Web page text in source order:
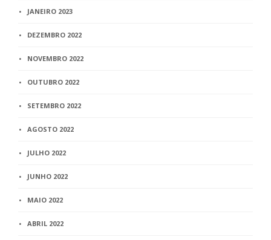
JANEIRO 2023
DEZEMBRO 2022
NOVEMBRO 2022
OUTUBRO 2022
SETEMBRO 2022
AGOSTO 2022
JULHO 2022
JUNHO 2022
MAIO 2022
ABRIL 2022